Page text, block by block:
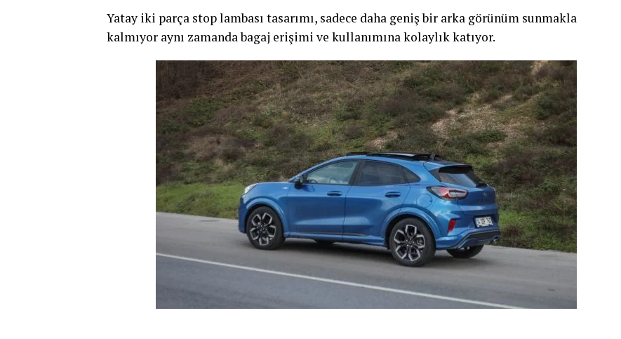
Yatay iki parça stop lambası tasarımı, sadece daha geniş bir arka görünüm sunmakla
kalmıyor aynı zamanda bagaj erişimi ve kullanımına kolaylık katıyor.